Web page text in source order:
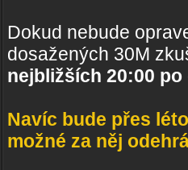
Dokud nebude
dosažených 30M
nejbližších 20:00
Navíc bude přes
možné za něj